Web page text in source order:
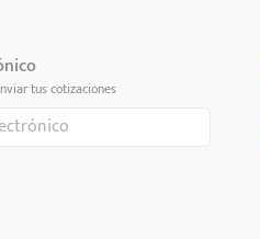
tus cotizaciones